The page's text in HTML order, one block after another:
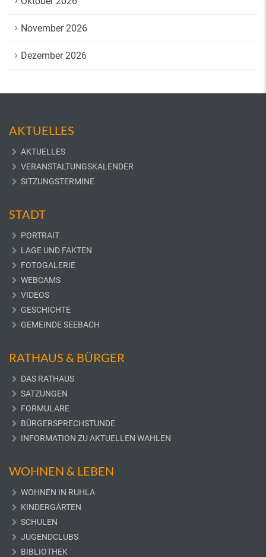
November 2026
Dezember 2026
AKTUELLES
AKTUELLES
VERANSTALTUNGSKALENDER
SITZUNGSTERMINE
STADT
PORTRAIT
LAGE UND FAKTEN
FOTOGALERIE
WEBCAMS
VIDEOS
GESCHICHTE
GEMEINDE SEEBACH
RATHAUS & BÜRGER
DAS RATHAUS
SATZUNGEN
FORMULARE
BÜRGERSPRECHSTUNDE
INFORMATION ZU AKTUELLEN WAHLEN
WOHNEN & LEBEN
WOHNEN IN RUHLA
KINDERGÄRTEN
SCHULEN
JUGENDCLUBS
BIBLIOTHEK